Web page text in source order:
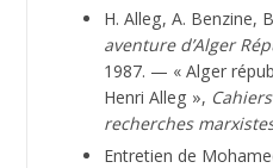
H. Alleg, A. Benzine,
aventure d’Alger
1987. — « Alger
Henri Alleg »,
recherches
Entretien de